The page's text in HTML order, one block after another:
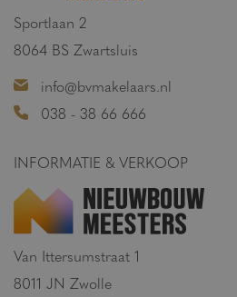
Sportlaan 2
8064 BS Zwartsluis
info@bvmakelaars.nl
038 - 38 66 666
INFORMATIE & VERKOOP
Van Ittersumstraat 1
8011 JN Zwolle